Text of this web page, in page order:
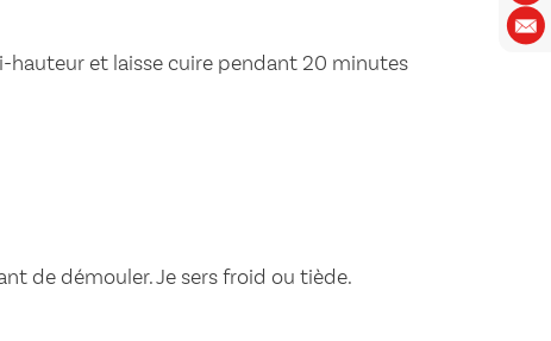
hauteur et laisse cuire pendant 20 minutes
de démouler. Je sers froid ou tiède.